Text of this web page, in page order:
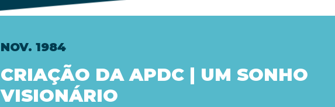
NOV. 1984
CRIAÇÃO DA APDC | UM SONHO
VISIONÁRIO